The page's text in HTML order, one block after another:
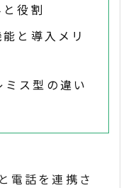
役割
と導入メリ
ス型の違い
電話を連携さ